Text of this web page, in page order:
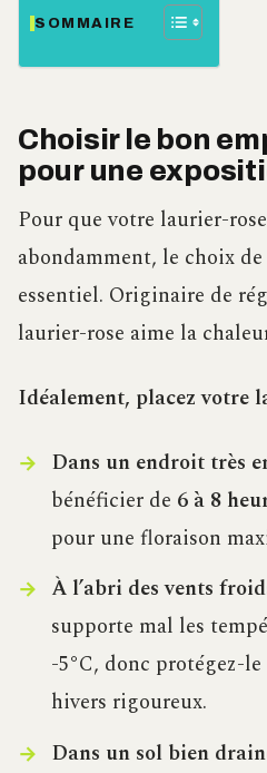
SOMMAIRE
Choisir le bon
pour une
Pour que votre laurier-
abondamment, le choix
essentiel. Originaire de
laurier-rose aime la
Idéalement, placez votre
Dans un endroit très
bénéficier de 6 à 8
pour une floraison
À l’abri des vents
supporte mal les
-5°C, donc protégez-
hivers rigoureux.
Dans un sol bien